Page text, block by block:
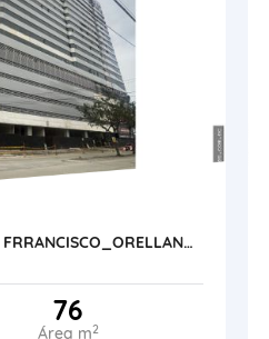
TORRE MILLENIUM AV FRRANCISCO_ORELLANA (JUNTO AL WORLD TRADE CENTER)
76
Área m2